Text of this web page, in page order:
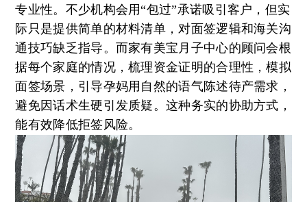
专业性。不少机构会用“包过”承诺吸引客户，但实
际只是提供简单的材料清单，对面签逻辑和海关沟
通技巧缺乏指导。而家有美宝月子中心的顾问会根
据每个家庭的情况，梳理资金证明的合理性，模拟
面签场景，引导孕妈用自然的语气陈述待产需求，
避免因话术生硬引发质疑。这种务实的协助方式，
能有效降低拒签风险。